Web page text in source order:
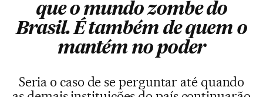
que o mundo zombe do
Brasil. É também de quem o
mantém no poder
Seria o caso de se perguntar até quando